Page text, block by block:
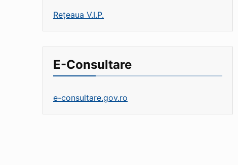
Rețeaua V.I.P.
E-Consultare
e-consultare.gov.ro